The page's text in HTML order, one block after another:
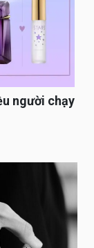
người chạy